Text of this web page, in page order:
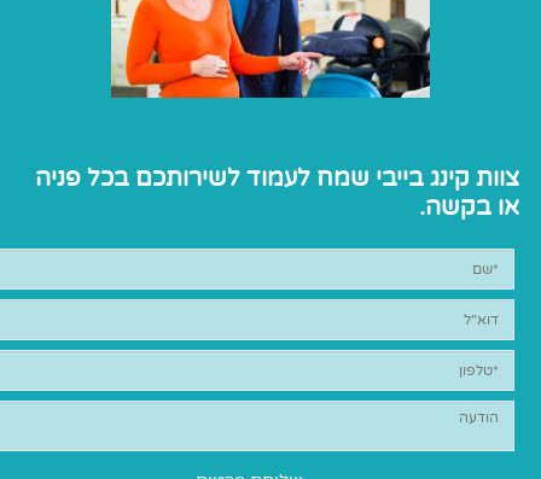
צוות קינג בייבי שמח לעמוד לשירותכם בכל פניה
או בקשה.